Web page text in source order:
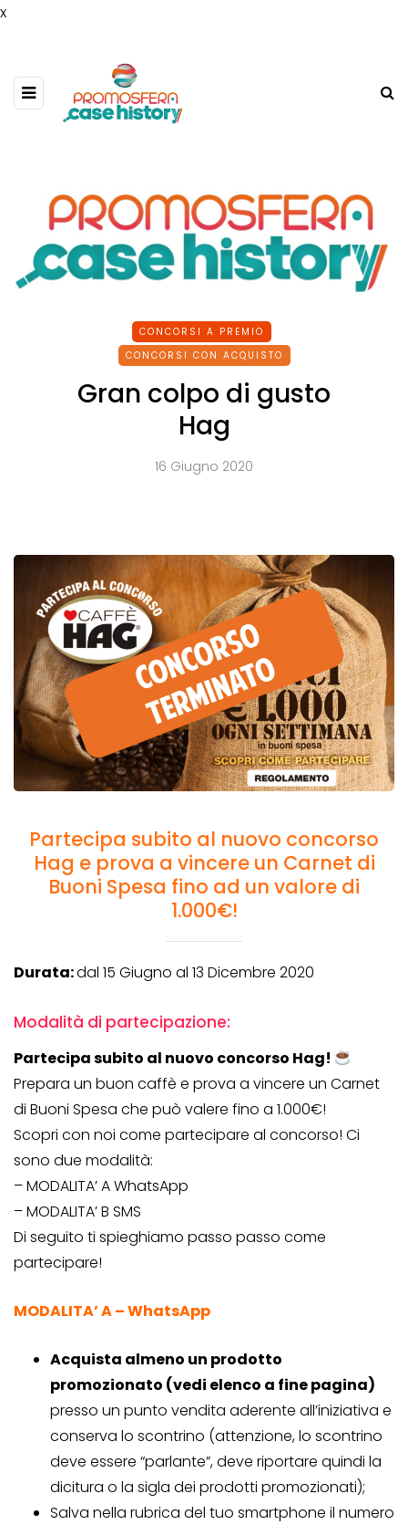
x
CONCORSI A PREMIO
CONCORSI CON ACQUISTO
Gran colpo di gusto
Hag
16 Giugno 2020
Partecipa subito al nuovo concorso
Hag e prova a vincere un Carnet di
Buoni Spesa fino ad un valore di
1.000€!
Durata:dal 15 Giugno al 13 Dicembre 2020
Modalità di partecipazione:
Partecipa subito al nuovo concorso Hag!
Prepara un buon caffè e prova a vincere un Carnet
di Buoni Spesa che può valere fino a 1.000€!
Scopri con noi come partecipare al concorso! Ci
sono due modalità:
– MODALITA’ A WhatsApp
– MODALITA’ B SMS
Di seguito ti spieghiamo passo passo come
partecipare!
MODALITA’ A – WhatsApp
Acquista almeno un prodotto
promozionato (vedi elenco a fine pagina)
presso un punto vendita aderente all’iniziativa e
conserva lo scontrino (attenzione, lo scontrino
deve essere “parlante”, deve riportare quindi la
dicitura o la sigla dei prodotti promozionati);
Salva nella rubrica del tuo smartphone il numero